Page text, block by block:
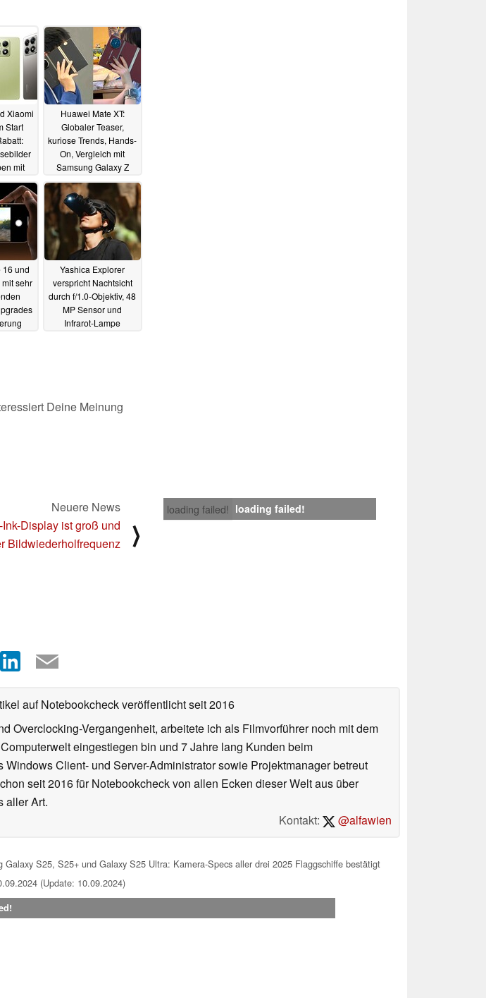
Xiaomi
Start
mit
Huawei Mate XT:
Globaler Teaser,
kuriose Trends, Hands-
On, Vergleich mit
Samsung Galaxy Z
Fold 6 und
Ersatzteilkosten
12.09.2024
16 und
sehr
Yashica Explorer
verspricht Nachtsicht
durch f/1.0-Objektiv, 48
MP Sensor und
Infrarot-Lampe
Deine Meinung
loading failed! loading failed!
Neuere News
Display ist groß und
Bildwiederholfrequenz
⟩
auf Notebookcheck veröffentlichtseit 2016
Overclocking-Vergangenheit, arbeitete ich als Filmvorführer noch mit dem
eingestiegen bin und 7 Jahre lang Kunden beim
Client- und Server-Administrator sowie Projektmanager betreut
seit 2016 für Notebookcheck von allen Ecken dieser Welt aus über
aller Art.
Kontakt:
@alfawien
Galaxy S25, S25+ und Galaxy S25 Ultra: Kamera-Specs aller drei 2025 Flaggschiffe bestätigt
(Update: 10.09.2024)